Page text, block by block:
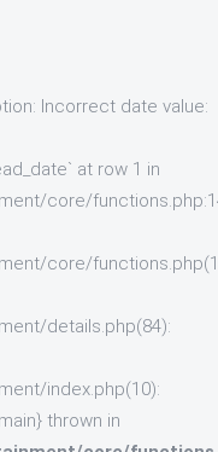
Incorrect date value:
at row 1 in
core/
core/
details.php(84):
index.php(10):
thrown in